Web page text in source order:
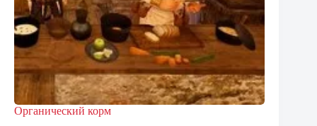
Органический корм